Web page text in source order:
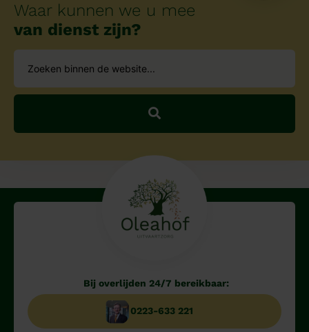
Waar kunnen we u mee
van dienst zijn?
Bij overlijden 24/7 bereikbaar:
0223-633 221